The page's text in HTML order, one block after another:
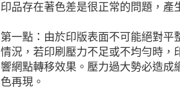
印品存在著色差是很正常的問題，產
第一點：由於印版表面不可能絕對
情況，若印刷壓力不足或不均勻時，
響網點轉移效果。壓力過大勢必造
色再現。